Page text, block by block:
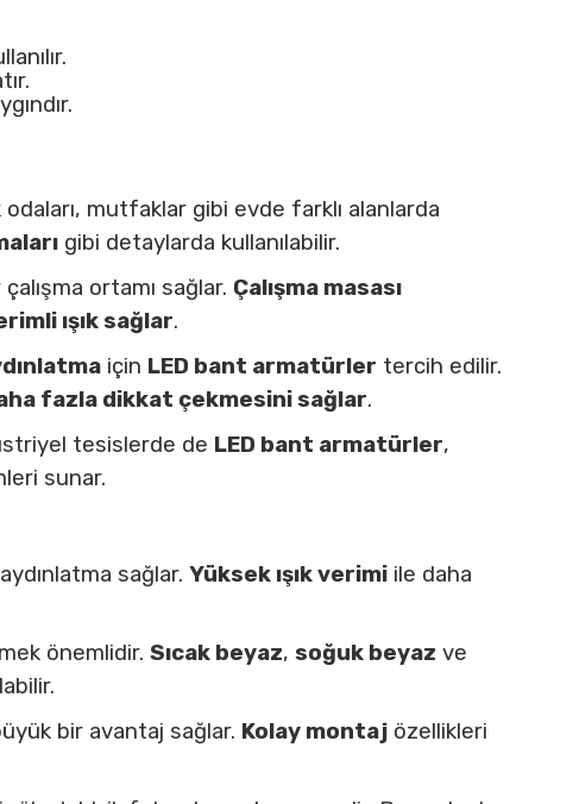
mutfaklar gibi evde farklı alanlarda
gibi detaylarda kullanılabilir.
ortamı sağlar. Çalışma masası
ışık sağlar.
için LED bant armatürler tercih edilir.
fazla dikkat çekmesini sağlar.
tesislerde de LED bant armatürler,
sunar.
sağlar. Yüksek ışık verimi ile daha
önemlidir. Sıcak beyaz, soğuk beyaz ve
bir avantaj sağlar. Kolay montaj özellikleri